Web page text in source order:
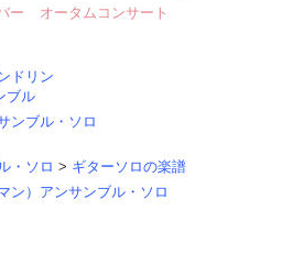
ー
オータムコンサート
ドリン
ブル
ンブル・ソロ
・ソロ > ギターソロの楽譜
ン）アンサンブル・ソロ